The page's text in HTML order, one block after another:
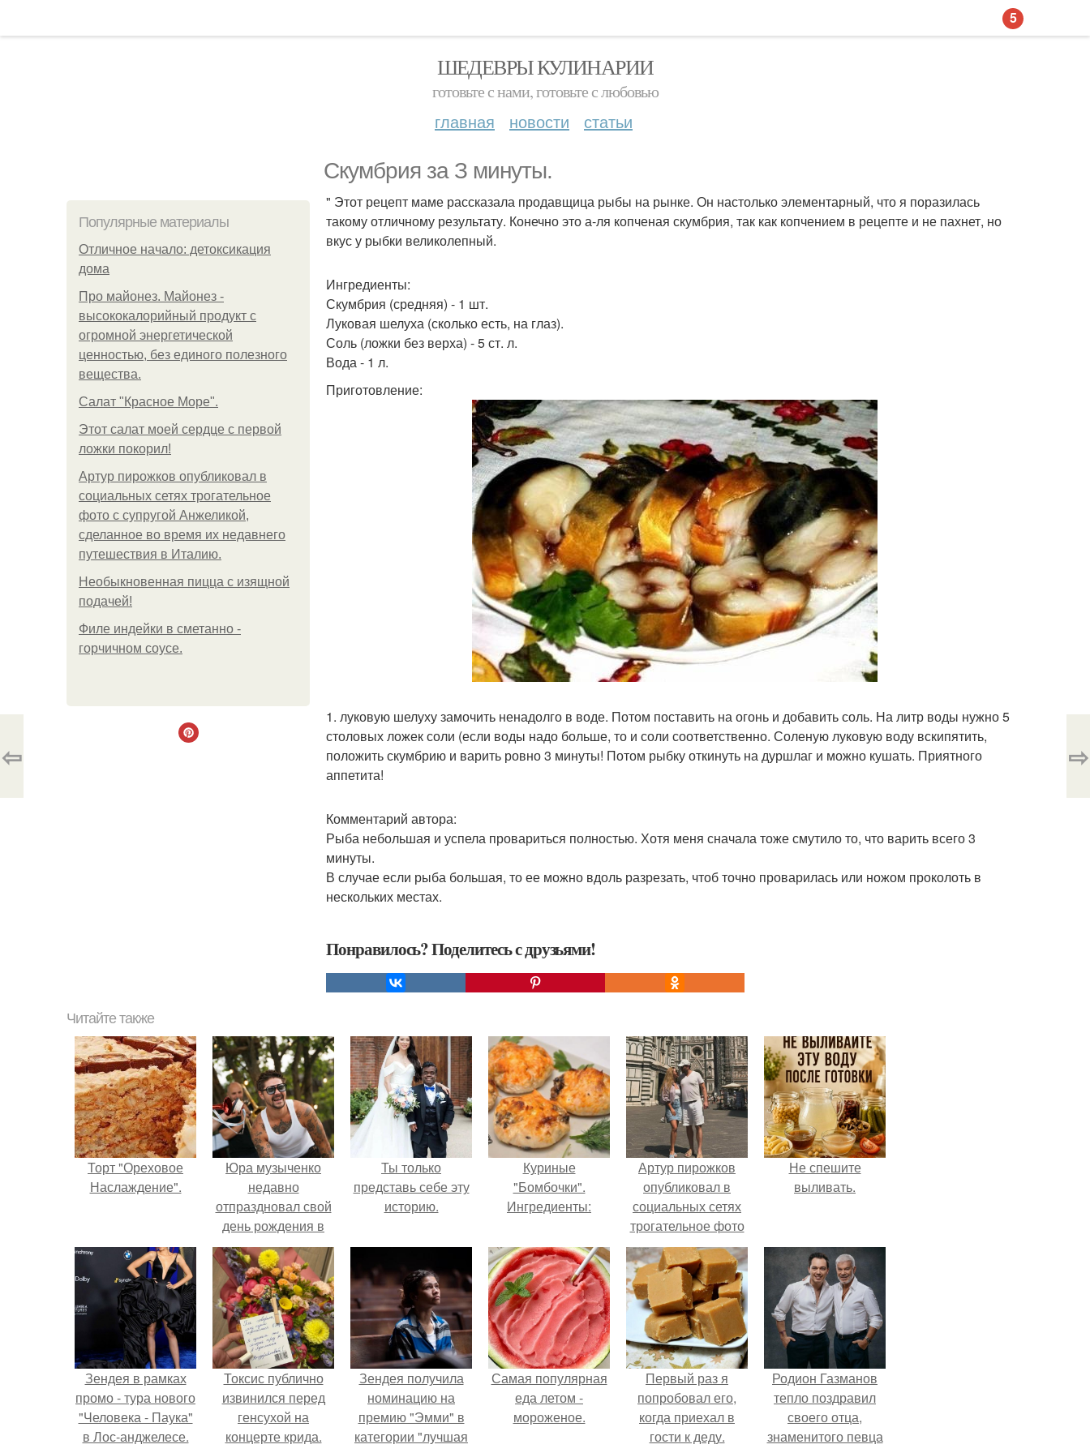
ШЕДЕВРЫ КУЛИНАРИИ
готовьте с нами, готовьте с любовью
главная новости статьи
Скумбрия за З минуты.
Популярные материалы
Отличное начало: детоксикация
дома
Про майонез. Майонез -
высококалорийный продукт с
огромной энергетической
ценностью, без единого полезного
вещества.
Салат "Красное Море".
Этот салат моей сердце с первой
ложки покорил!
Артур пирожков опубликовал в
социальных сетях трогательное
фото с супругой Анжеликой,
сделанное во время их недавнего
путешествия в Италию.
Необыкновенная пицца с изящной
подачей!
Филе индейки в сметанно -
горчичном соусе.
" Этот рецепт маме рассказала продавщица рыбы на рынке. Он настолько элементарный, что я поразилась
такому отличному результату. Конечно это а-ля копченая скумбрия, так как копчением в рецепте и не пахнет, но
вкус у рыбки великолепный.
Ингредиенты:
Скумбрия (средняя) - 1 шт.
Луковая шелуха (сколько есть, на глаз).
Соль (ложки без верха) - 5 ст. л.
Вода - 1 л.
Приготовление:
1. луковую шелуху замочить ненадолго в воде. Потом поставить на огонь и добавить соль. На литр воды нужно 5
столовых ложек соли (если воды надо больше, то и соли соответственно. Соленую луковую воду вскипятить,
положить скумбрию и варить ровно 3 минуты! Потом рыбку откинуть на дуршлаг и можно кушать. Приятного
аппетита!
Комментарий автора:
Рыба небольшая и успела провариться полностью. Хотя меня сначала тоже смутило то, что варить всего 3
минуты.
В случае если рыба большая, то ее можно вдоль разрезать, чтоб точно проварилась или ножом проколоть в
нескольких местах.
Понравилось? Поделитесь с друзьями!
⇦ ⇨
Читайте также
Торт "Ореховое
Наслаждение".
Юра музыченко
недавно
отпраздновал свой
день рождения в
кругу самых
близких и родных
людей.
Ты только
представь себе эту
историю.
Куриные
"Бомбочки".
Ингредиенты:
Артур пирожков
опубликовал в
социальных сетях
трогательное фото
с супругой
Анжеликой,
сделанное во
время их недавнего
путешествия в
Италию.
Не спешите
выливать.
Зендея в рамках
промо - тура нового
"Человека - Паука"
в Лос-анджелесе.
Токсис публично
извинился перед
генсухой на
концерте крида.
Зендея получила
номинацию на
премию "Эмми" в
категории "лучшая
Самая популярная
еда летом -
мороженое.
Первый раз я
попробовал его,
когда приехал в
гости к деду.
Родион Газманов
тепло поздравил
своего отца,
знаменитого певца
5